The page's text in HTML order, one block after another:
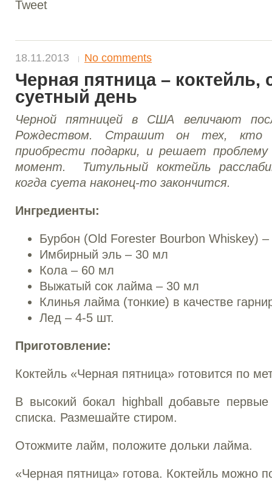
Tweet
18.11.2013 No comments
Черная пятница –
суетный день
Черной пятницей в США величают
Рождеством. Страшит он тех, кто
приобрести подарки, и решает
момент. Титульный коктейль
когда суета наконец-то закончится.
Ингредиенты:
Бурбон (Old Forester Bourbon Whiskey)
Имбирный эль – 30 мл
Кола – 60 мл
Выжатый сок лайма – 30 мл
Клинья лайма (тонкие) в качестве
Лед – 4-5 шт.
Приготовление:
Коктейль «Черная пятница» готовится по
В высокий бокал highball добавьте первые
списка. Размешайте стиром.
Отожмите лайм, положите дольки лайма.
«Черная пятница» готова. Коктейль можно